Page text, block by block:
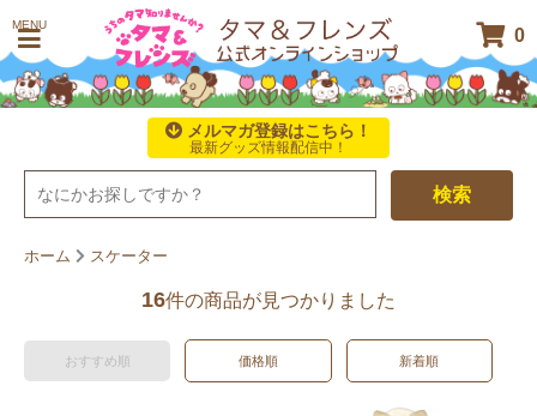
MENU
0
メルマガ登録はこちら！
最新グッズ情報配信中！
検索
ホーム スケーター
16件の商品が見つかりました
おすすめ順 価格順 新着順